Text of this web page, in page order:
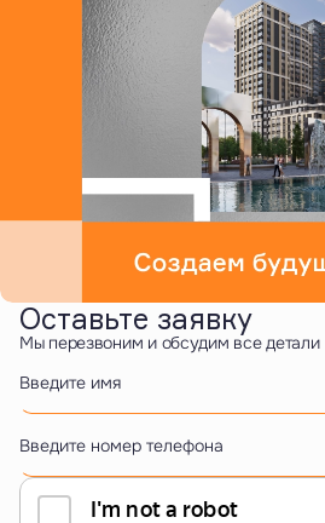
Оставьте заявку
Мы перезвоним и обсудим все детали
Введите имя
Введите номер телефона